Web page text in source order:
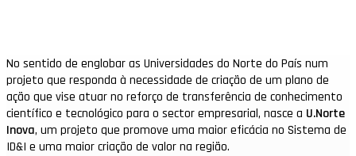
No sentido de englobar as Universidades do Norte do País num
projeto que responda à necessidade de criação de um plano de
ação que vise atuar no reforço de transferência de conhecimento
científico e tecnológico para o sector empresarial, nasce a U.Norte
Inova, um projeto que promove uma maior eficácia no Sistema de
ID&I e uma maior criação de valor na região.